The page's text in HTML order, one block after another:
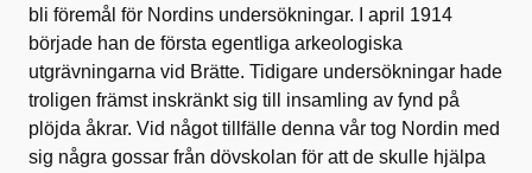
bli föremål för Nordins undersökningar. I april 1914
började han de första egentliga arkeologiska
utgrävningarna vid Brätte. Tidigare undersökningar hade
troligen främst inskränkt sig till insamling av fynd på
plöjda åkrar. Vid något tillfälle denna vår tog Nordin med
sig några gossar från dövskolan för att de skulle hjälpa